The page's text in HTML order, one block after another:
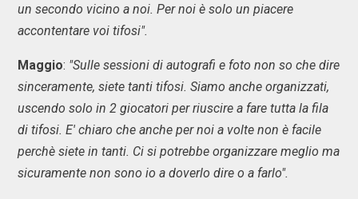
un secondo vicino a noi. Per noi è solo un piacere
accontentare voi tifosi".
Maggio: "Sulle sessioni di autografi e foto non so che dire
sinceramente, siete tanti tifosi. Siamo anche organizzati,
uscendo solo in 2 giocatori per riuscire a fare tutta la fila
di tifosi. E' chiaro che anche per noi a volte non è facile
perchè siete in tanti. Ci si potrebbe organizzare meglio ma
sicuramente non sono io a doverlo dire o a farlo".